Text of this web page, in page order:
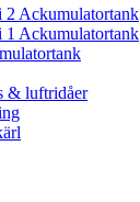
2 Ackumulatortank
1 Ackumulatortank
& luftridåer